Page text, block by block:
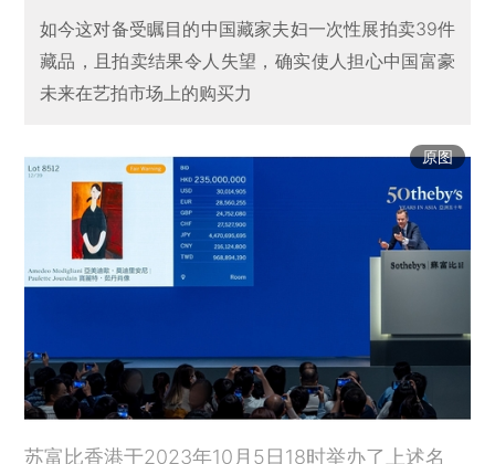
如今这对备受瞩目的中国藏家夫妇一次性展拍卖39件
藏品，且拍卖结果令人失望，确实使人担心中国富豪
未来在艺拍市场上的购买力
原图
苏富比香港于2023年10月5日18时举办了上述名